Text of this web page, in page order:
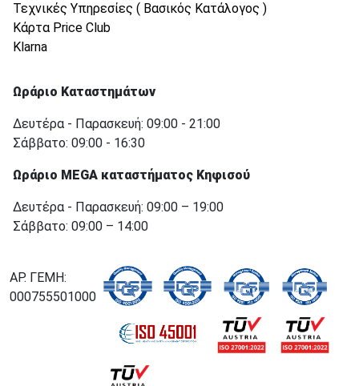
Τεχνικές Υπηρεσίες ( Βασικός Κατάλογος )
Κάρτα Price Club
Klarna
Ωράριο Καταστημάτων
Δευτέρα - Παρασκευή: 09:00 - 21:00
Σάββατο: 09:00 - 16:30
Ωράριο MEGA καταστήματος Κηφισού
Δευτέρα - Παρασκευή: 09:00 – 19:00
Σάββατο: 09:00 – 14:00
ΑΡ. ΓΕΜΗ:
000755501000